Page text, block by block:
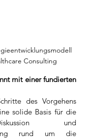
Consulting
mit einer fundierten
des Vorgehens
solide Basis für die
und
rund um die